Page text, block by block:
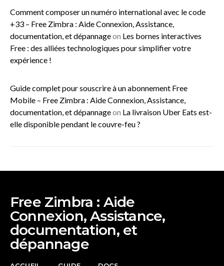
Comment composer un numéro international avec le code
+33 – Free Zimbra : Aide Connexion, Assistance,
documentation, et dépannageon Les bornes interactives
Free : des alliées technologiques pour simplifier votre
expérience !
Guide complet pour souscrire à un abonnement Free
Mobile – Free Zimbra : Aide Connexion, Assistance,
documentation, et dépannageon La livraison Uber Eats est-
elle disponible pendant le couvre-feu ?
Free Zimbra : Aide
Connexion, Assistance,
documentation, et
dépannage